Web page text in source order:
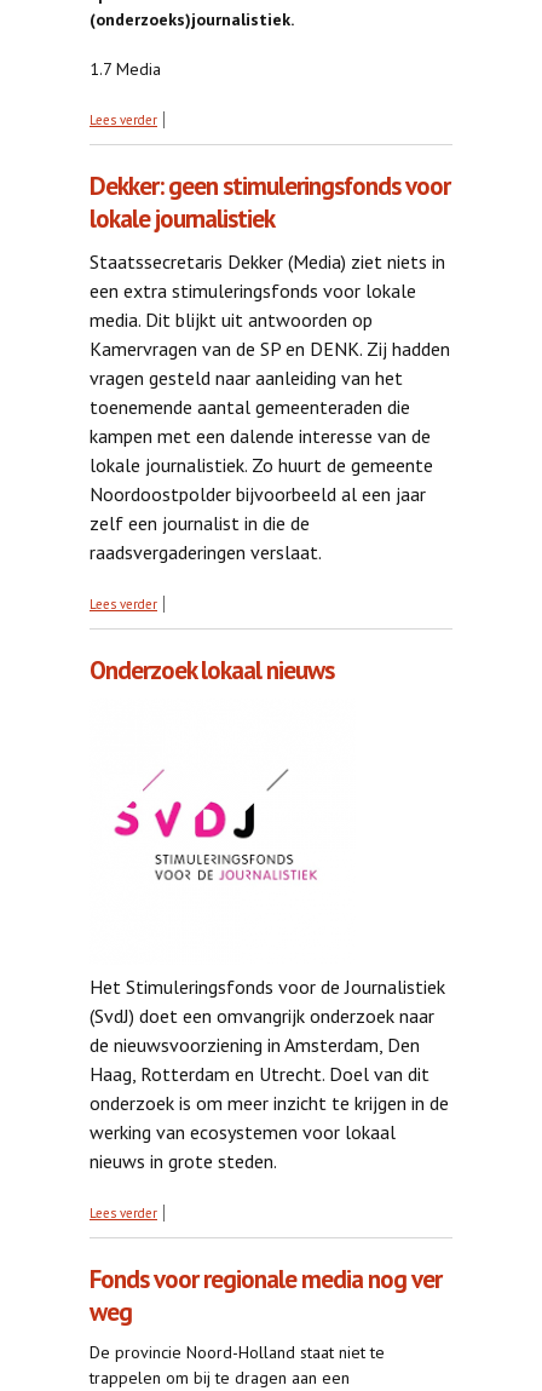
(onderzoeks)journalistiek.
1.7 Media
Lees verder over Meer geld voor onderzoeksjournalistiek
Dekker: geen stimuleringsfonds voor
lokale journalistiek
Staatssecretaris Dekker (Media) ziet niets in
een extra stimuleringsfonds voor lokale
media. Dit blijkt uit antwoorden op
Kamervragen van de SP en DENK. Zij hadden
vragen gesteld naar aanleiding van het
toenemende aantal gemeenteraden die
kampen met een dalende interesse van de
lokale journalistiek. Zo huurt de gemeente
Noordoostpolder bijvoorbeeld al een jaar
zelf een journalist in die de
raadsvergaderingen verslaat.
Lees verder over Dekker: geen stimuleringsfonds voor lokale
Onderzoek lokaal nieuws
Het Stimuleringsfonds voor de Journalistiek
(SvdJ) doet een omvangrijk onderzoek naar
de nieuwsvoorziening in Amsterdam, Den
Haag, Rotterdam en Utrecht. Doel van dit
onderzoek is om meer inzicht te krijgen in de
werking van ecosystemen voor lokaal
nieuws in grote steden.
Lees verder over Onderzoek lokaal nieuws
Fonds voor regionale media nog ver
weg
De provincie Noord-Holland staat niet te
trappelen om bij te dragen aan een